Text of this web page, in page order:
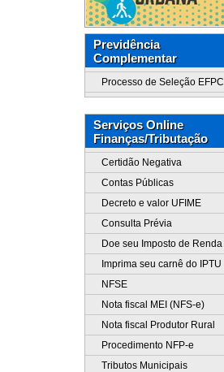
Previdência
Complementar
Processo de Seleção EFPC
Serviços Online
Finanças/Tributação
Certidão Negativa
Contas Públicas
Decreto e valor UFIME
Consulta Prévia
Doe seu Imposto de Renda
Imprima seu carnê do IPTU
NFSE
Nota fiscal MEI (NFS-e)
Nota fiscal Produtor Rural
Procedimento NFP-e
Tributos Municipais